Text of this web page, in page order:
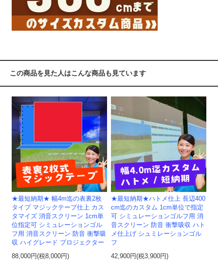
この商品を見た人はこんな商品も見ています
★最短納期★ 幅4m迄の表裏2枚
タイプ マジックテープ仕上 カス
タマイズ 消音スクリーン 1cm単
位指定可 シミュレーションゴル
フ用 消音スクリーン 防音 衝撃吸
収 ハイグレード プロジェクター
88,000円(税8,000円)
★最短納期★ハトメ仕上 長辺400
cm迄のカスタム 1cm単位で指定
可 シミュレーションゴルフ用 消
音スクリーン 防音 衝撃吸収 ハト
メ仕上げ シュミレーションゴル
フ
42,900円(税3,900円)